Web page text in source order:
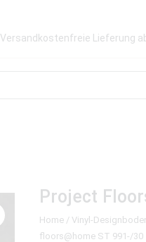
Versandkostenfreie Lieferung
Project
Home / Vinyl-
floors@home ST 991-/30